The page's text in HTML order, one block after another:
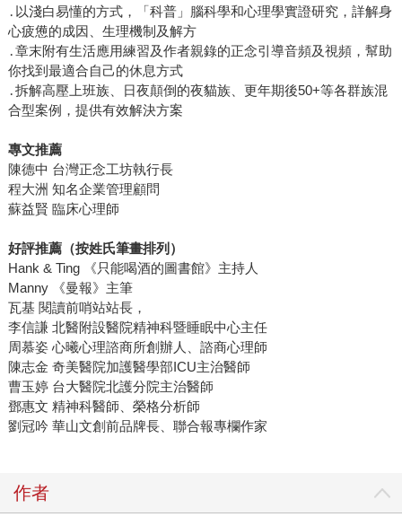
․以淺白易懂的方式，「科普」腦科學和心理學實證研究，詳解身
心疲憊的成因、生理機制及解方
․章末附有生活應用練習及作者親錄的正念引導音頻及視頻，幫助
你找到最適合自己的休息方式
․拆解高壓上班族、日夜顛倒的夜貓族、更年期後50+等各群族混
合型案例，提供有效解決方案
專文推薦
陳德中 台灣正念工坊執行長
程大洲 知名企業管理顧問
蘇益賢 臨床心理師
好評推薦（按姓氏筆畫排列）
Hank & Ting 《只能喝酒的圖書館》主持人
Manny 《曼報》主筆
瓦基 閱讀前哨站站長，
李信謙 北醫附設醫院精神科暨睡眠中心主任
周慕姿 心曦心理諮商所創辦人、諮商心理師
陳志金 奇美醫院加護醫學部ICU主治醫師
曹玉婷 台大醫院北護分院主治醫師
鄧惠文 精神科醫師、榮格分析師
劉冠吟 華山文創前品牌長、聯合報專欄作家
作者